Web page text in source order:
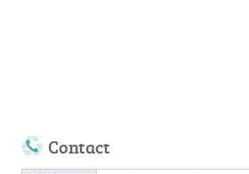
Contact